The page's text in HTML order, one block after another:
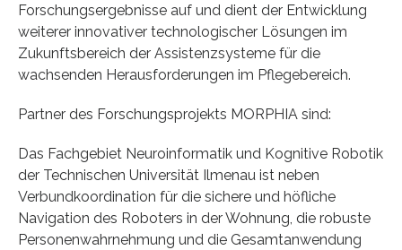
Forschungsergebnisse auf und dient der Entwicklung
weiterer innovativer technologischer Lösungen im
Zukunftsbereich der Assistenzsysteme für die
wachsenden Herausforderungen im Pflegebereich.
Partner des Forschungsprojekts MORPHIA sind:
Das Fachgebiet Neuroinformatik und Kognitive Robotik
der Technischen Universität Ilmenau ist neben
Verbundkoordination für die sichere und höfliche
Navigation des Roboters in der Wohnung, die robuste
Personenwahrnehmung und die Gesamtanwendung